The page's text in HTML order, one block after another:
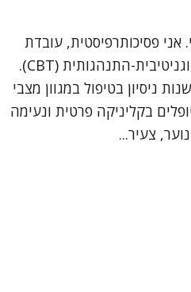
אני פסיכותרפיסטית, עובדת
סוציאלית קלינית ומטפלת קוגניטיבית-התנהגותית (CBT).
אני מביאה איתי קרוב ל-20 שנות ניסיון בטיפול במגוון מצבי
בקליניקה פרטית ונעימה
צעיר...